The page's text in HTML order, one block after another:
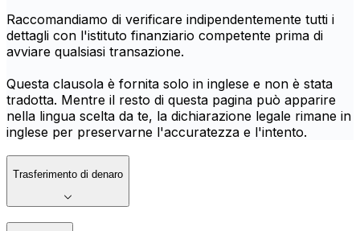
Raccomandiamo di verificare indipendentemente tutti i
dettagli con l'istituto finanziario competente prima di
avviare qualsiasi transazione.
Questa clausola è fornita solo in inglese e non è stata
tradotta. Mentre il resto di questa pagina può apparire
nella lingua scelta da te, la dichiarazione legale rimane in
inglese per preservarne l'accuratezza e l'intento.
Trasferimento di denaro